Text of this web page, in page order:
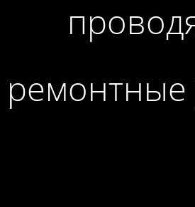
ремонтные